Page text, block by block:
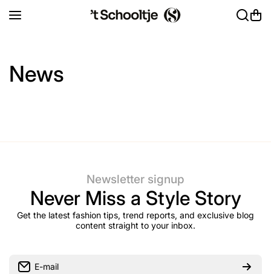
News
Newsletter signup
Never Miss a Style Story
Get the latest fashion tips, trend reports, and exclusive blog
content straight to your inbox.
E-mail